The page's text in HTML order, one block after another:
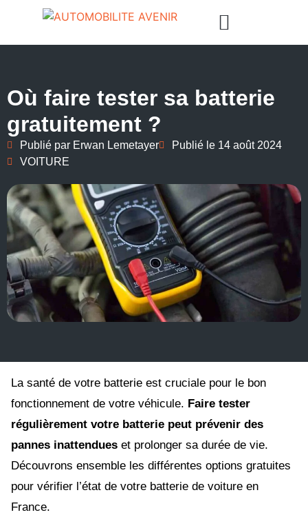
Où faire tester sa batterie
gratuitement ?
Publié par Erwan Lemetayer Publié le 14 août 2024
VOITURE
La santé de votre batterie est cruciale pour le bon
fonctionnement de votre véhicule. Faire tester
régulièrement votre batterie peut prévenir des
pannes inattendues et prolonger sa durée de vie.
Découvrons ensemble les différentes options gratuites
pour vérifier l’état de votre batterie de voiture en
France.